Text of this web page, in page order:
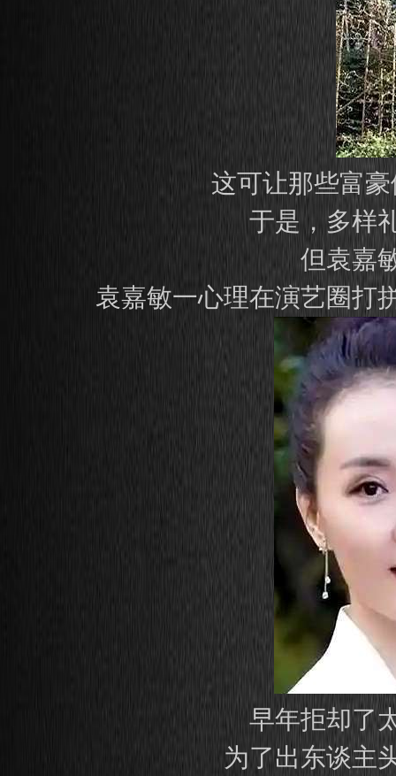
这可让那些富
于是，多样
但袁嘉
袁嘉敏一心理在演艺圈打
早年拒却了
为了出东谈主